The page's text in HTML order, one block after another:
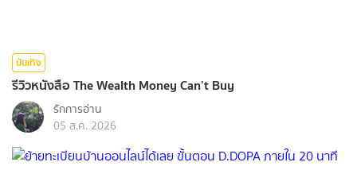
บันเทิง
รีวิวหนังสือ The Wealth Money Can’t Buy
รักการอ่าน
05 ส.ค. 2026